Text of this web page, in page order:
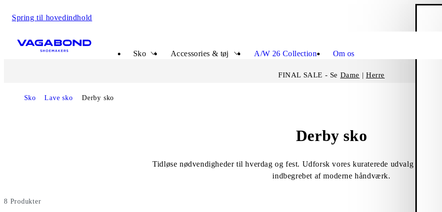
Spring til hovedindhold
Sko
Accessories & tøj A/W 26 Collection Om os
FINAL SALE - Se Dame | Herre
Sko Lave sko Derby sko
Derby sko
Tidløse nødvendigheder til hverdag og fest. Udforsk vores kuraterede udvalg af
indbegrebet af moderne håndværk.
8 Produkter